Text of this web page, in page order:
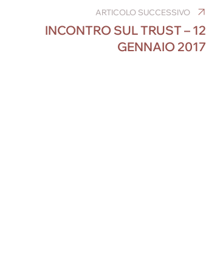
ARTICOLO SUCCESSIVO
INCONTRO SUL TRUST – 12
GENNAIO 2017